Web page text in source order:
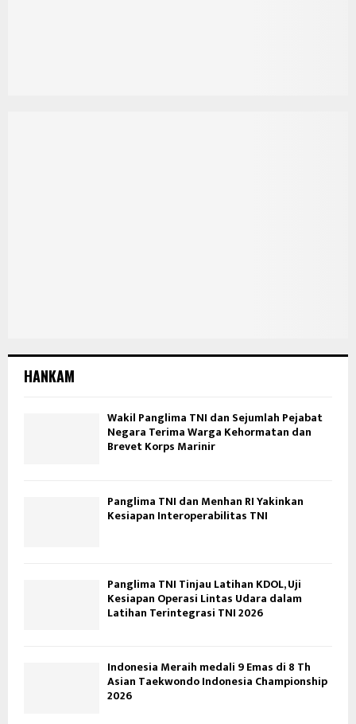
HANKAM
Wakil Panglima TNI dan Sejumlah Pejabat
Negara Terima Warga Kehormatan dan
Brevet Korps Marinir
Panglima TNI dan Menhan RI Yakinkan
Kesiapan Interoperabilitas TNI
Panglima TNI Tinjau Latihan KDOL, Uji
Kesiapan Operasi Lintas Udara dalam
Latihan Terintegrasi TNI 2026
Indonesia Meraih medali 9 Emas di 8 Th
Asian Taekwondo Indonesia Championship
2026